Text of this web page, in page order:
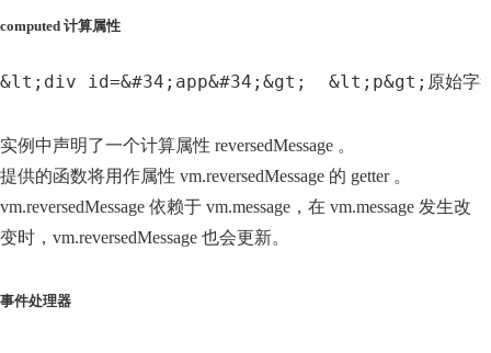
computed 计算属性
&lt;div id=&#34;app&#34;&gt;  &lt;p&gt;原
实例中声明了一个计算属性 reversedMessage 。
提供的函数将用作属性 vm.reversedMessage 的 getter 。
vm.reversedMessage 依赖于 vm.message，在 vm.message 发生改
变时，vm.reversedMessage 也会更新。
事件处理器